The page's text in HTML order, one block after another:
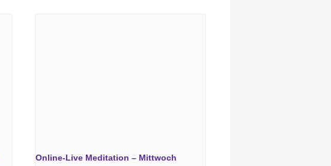
Online-Live Meditation – Mittwoch